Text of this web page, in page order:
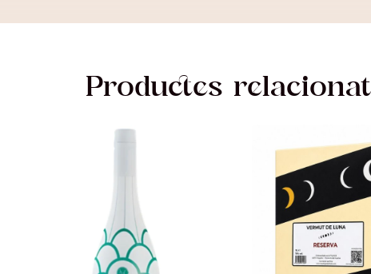
Productes